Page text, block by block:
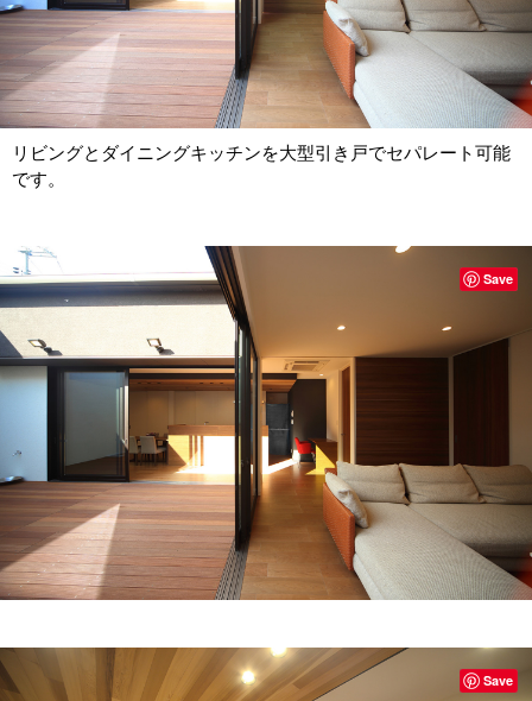
リビングとダイニングキッチンを大型引き戸でセパレート可能
です。
Save
Save